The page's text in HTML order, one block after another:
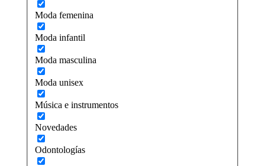
Moda femenina
Moda infantil
Moda masculina
Moda unisex
Música e instrumentos
Novedades
Odontologías